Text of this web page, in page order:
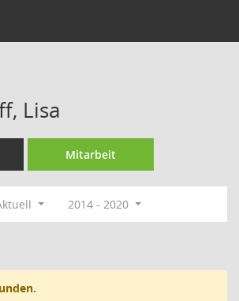
Lisa
Mitarbeit
2014 - 2020